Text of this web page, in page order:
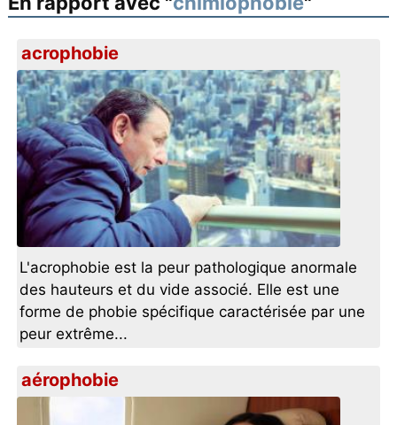
acrophobie
L'acrophobie est la peur pathologique anormale
des hauteurs et du vide associé. Elle est une
forme de phobie spécifique caractérisée par une
peur extrême...
aérophobie